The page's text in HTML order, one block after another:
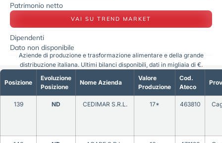
Patrimonio netto
VAI SU TREND MARKET
Dipendenti
Dato non disponibile
Posizione
Evoluzione
Posizione
Nome Azienda
Valore
Produzione
Cod.
Ateco
139 ND CEDIMAR S.R.L. 17* 463810
Aziende di produzione e trasformazione alimentare e della grande
distribuzione italiana. Ultimi bilanci disponibili, dati in migliaia di €.